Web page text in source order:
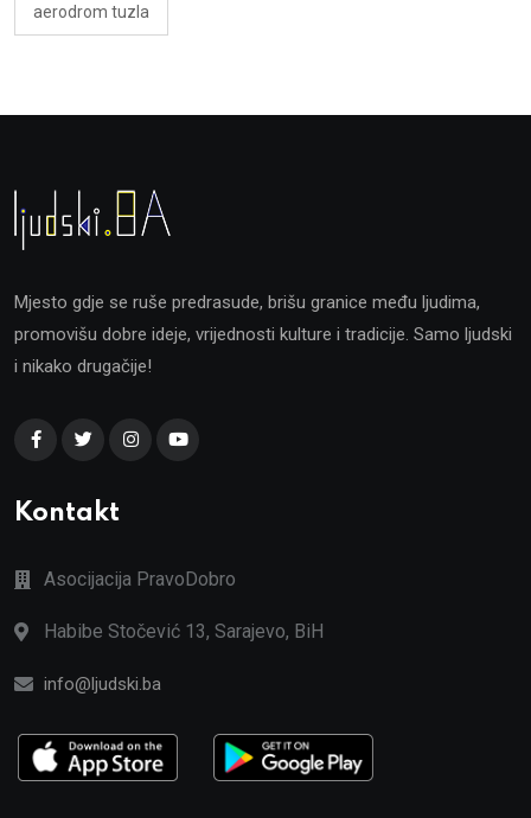
aerodrom tuzla
Mjesto gdje se ruše predrasude, brišu granice među ljudima,
promovišu dobre ideje, vrijednosti kulture i tradicije. Samo ljudski
i nikako drugačije!
Kontakt
Asocijacija PravoDobro
Habibe Stočević 13, Sarajevo, BiH
info@ljudski.ba